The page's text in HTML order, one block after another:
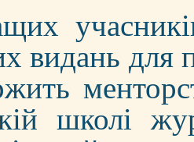
видань для
школі